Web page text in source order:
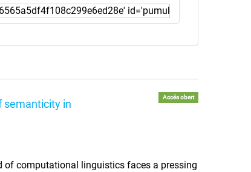
semanticity in
Accés obert
of computational linguistics faces a pressing